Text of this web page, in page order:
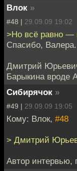
Влок »
#48 | 29.09.09 19:02
>Но всё равно —
Спасибо, Валера.
Дмитрий
Барыкина вроде
Сибирячок »
#49 | 29.09.09 19:05
Кому: Влок, #48
> Дмитрий
Автор интервью,